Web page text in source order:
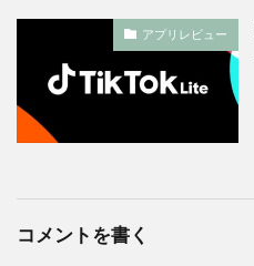
アプリレビュー
コメントを書く